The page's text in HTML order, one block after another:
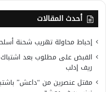
أحدث المقالات
إحباط محاولة تهريب شحنة
ريف إدلب
مقتل عنصرين من “داعش”